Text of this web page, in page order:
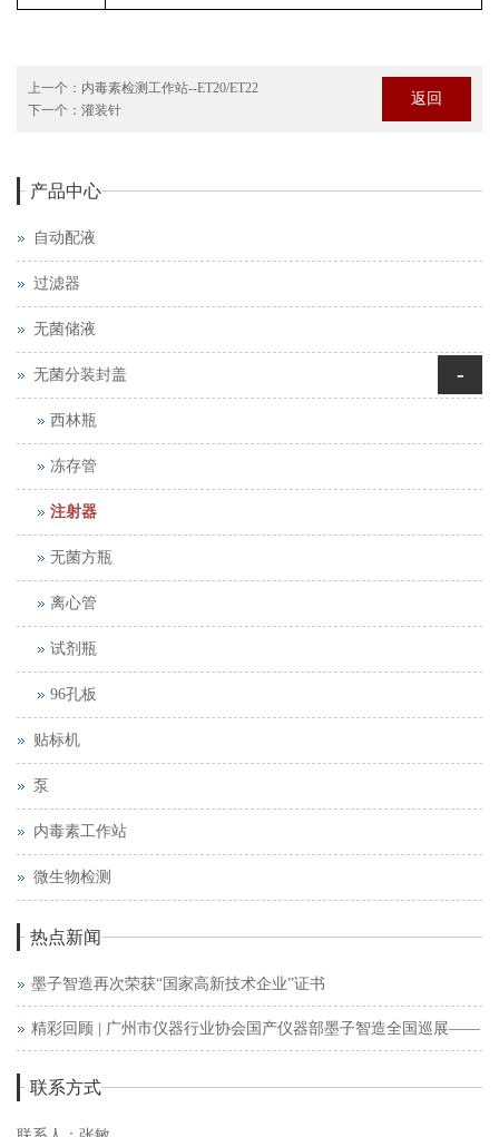
上一个： 内毒素检测工作站--ET20/ET22
下一个： 灌装针
返回
产品中心
自动配液
过滤器
无菌储液
无菌分装封盖 -
西林瓶
冻存管
注射器
无菌方瓶
离心管
试剂瓶
96孔板
贴标机
泵
内毒素工作站
微生物检测
热点新闻
墨子智造再次荣获“国家高新技术企业”证书
精彩回顾 | 广州市仪器行业协会国产仪器部墨子智造全国巡展——
西安站
联系方式